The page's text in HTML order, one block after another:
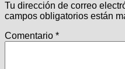
Tu dirección de correo
campos obligatorios están
Comentario *